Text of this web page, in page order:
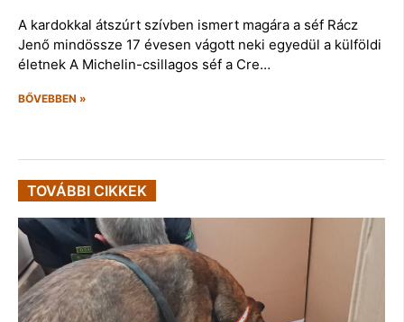
A kardokkal átszúrt szívben ismert magára a séf Rácz
Jenő mindössze 17 évesen vágott neki egyedül a külföldi
életnek A Michelin-csillagos séf a Cre…
BŐVEBBEN »
TOVÁBBI CIKKEK